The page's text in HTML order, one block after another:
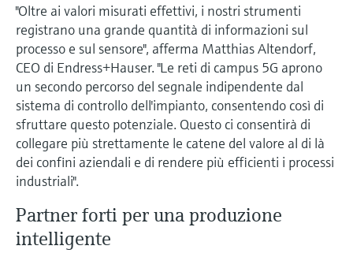
"Oltre ai valori misurati effettivi, i nostri strumenti
registrano una grande quantità di informazioni sul
processo e sul sensore", afferma Matthias Altendorf,
CEO di Endress+Hauser. "Le reti di campus 5G aprono
un secondo percorso del segnale indipendente dal
sistema di controllo dell'impianto, consentendo così di
sfruttare questo potenziale. Questo ci consentirà di
collegare più strettamente le catene del valore al di là
dei confini aziendali e di rendere più efficienti i processi
industriali".
Partner forti per una produzione
intelligente